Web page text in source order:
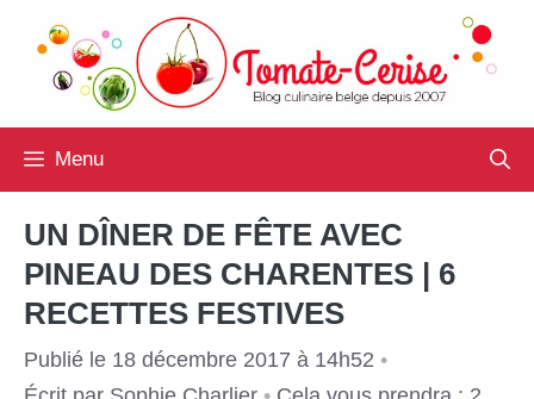
contenu
Menu
UN DÎNER DE FÊTE AVEC
PINEAU DES CHARENTES | 6
RECETTES FESTIVES
Publié le 18 décembre 2017 à 14h52 •